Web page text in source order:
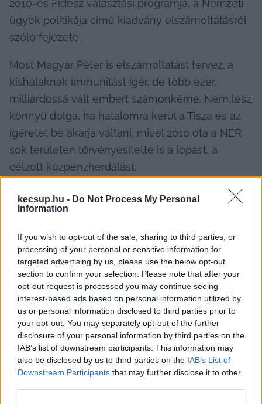
kecsup.hu - Do Not Process My Personal
Information
If you wish to opt-out of the sale, sharing to third parties, or
processing of your personal or sensitive information for
targeted advertising by us, please use the below opt-out
section to confirm your selection. Please note that after your
opt-out request is processed you may continue seeing
interest-based ads based on personal information utilized by
us or personal information disclosed to third parties prior to
your opt-out. You may separately opt-out of the further
disclosure of your personal information by third parties on the
IAB’s list of downstream participants. This information may
also be disclosed by us to third parties on the IAB’s List of
Downstream Participants that may further disclose it to other
2010-es Fidesz választási programja, a Nemzeti
ügyek politikája című kiadvány elszámoltatásról
szóló fejezete.
Most Magyar Péter is elszámoltatást tervez: a
kishalaknak immunitást ígér, de több ezer,
milliárdossá vált embert számonkérne. Nem lesz
könnyű dolga, ha hatalomra kerül a Tisza és az
ígéretet be akarja váltani, mivel 2010 óta a NER
sok területen törvényesítette is a lopást, a
célzott közpénzherdálást.
segítségével fordították át a közvagyont
magánvagyonná, ezért nem lesz egyszerű feladat
a felelősségre vonás. Viszont jönnek a Nemzeti
Együttbűnözés Rendszeréről akár közép, akár felső
szinten elkövetett nagyon súlyos
bűncselekményekről információk (…) rendszerezzük,
vizsgálják őket ügyvédek” – nyilatkozta Magyar
Péter nemrég a Kontroll.hu-nak.